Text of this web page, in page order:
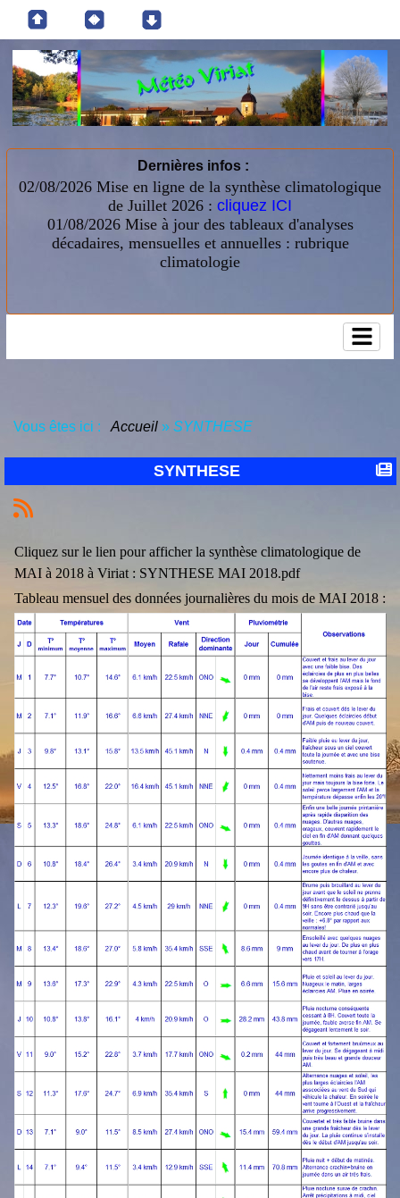
Dernières infos :
02/08/2026 Mise en ligne de la synthèse climatologique
de Juillet 2026 : cliquez ICI
01/08/2026 Mise à jour des tableaux d'analyses
décadaires, mensuelles et annuelles : rubrique
climatologie
Vous êtes ici : Accueil » SYNTHESE
SYNTHESE
Cliquez sur le lien pour afficher la synthèse climatologique de
MAI à 2018 à Viriat : SYNTHESE MAI 2018.pdf
Tableau mensuel des données journalières du mois de MAI 2018 :